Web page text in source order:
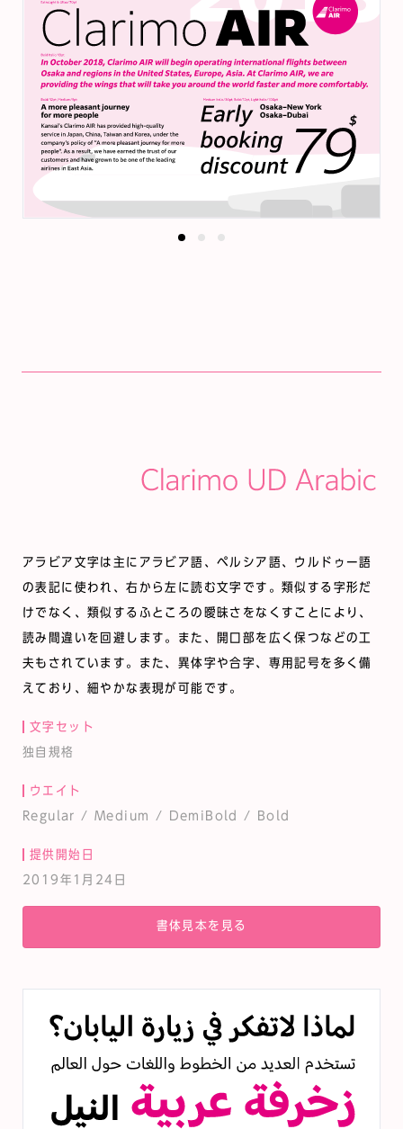
アラビア文字は主にアラビア語、ペルシア語、ウルドゥー語
の表記に使われ、右から左に読む文字です。類似する字形だ
けでなく、類似するふところの曖昧さをなくすことにより、
読み間違いを回避します。また、開口部を広く保つなどの工
夫もされています。また、異体字や合字、専用記号を多く備
えており、細やかな表現が可能です。
文字セット
独自規格
ウエイト
Regular / Medium / DemiBold / Bold
提供開始日
2019年1月24日
書体見本を見る